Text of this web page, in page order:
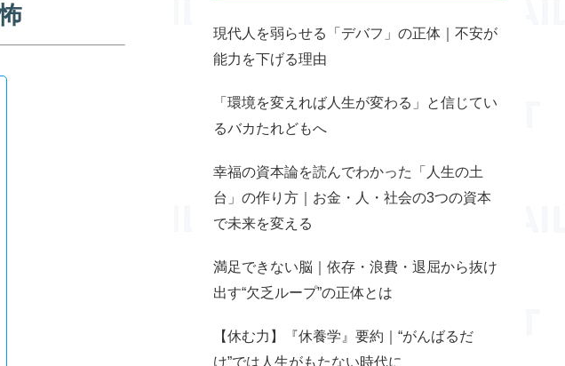
現代人を弱らせる「デバフ」の正体｜不安が
能力を下げる理由
「環境を変えれば人生が変わる」と信じてい
るバカたれどもへ
幸福の資本論を読んでわかった「人生の土
台」の作り方｜お金・人・社会の3つの資本
で未来を変える
満足できない脳｜依存・浪費・退屈から抜け
出す“欠乏ループ”の正体とは
【休む力】『休養学』要約｜“がんばるだ
け”では人生がもたない時代に